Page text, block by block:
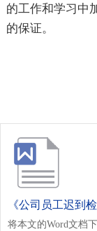
的工作和学习中
的保证。
《公司员工迟到
将本文的Word文档